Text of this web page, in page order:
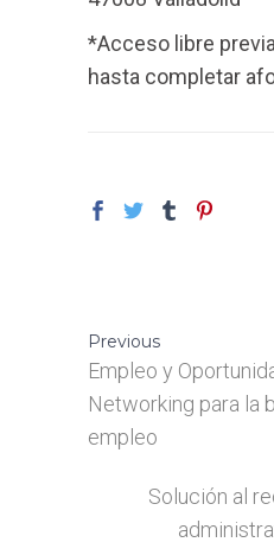
*Acceso libre
hasta completar
Previous
Empleo y
Networking para la
empleo
Solución al